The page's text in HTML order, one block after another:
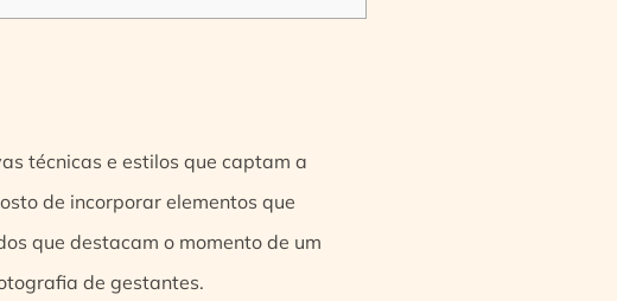
técnicas e estilos que captam a
de incorporar elementos que
que destacam o momento de um
de gestantes.